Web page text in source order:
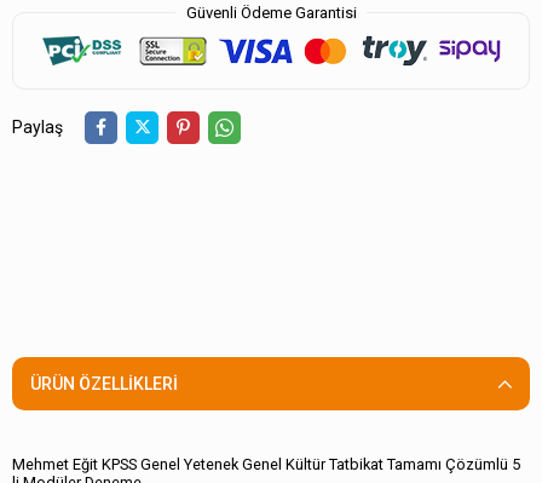
Güvenli Ödeme Garantisi
Paylaş
ÜRÜN ÖZELLIKLERI
Mehmet Eğit KPSS Genel Yetenek Genel Kültür Tatbikat Tamamı Çözümlü 5